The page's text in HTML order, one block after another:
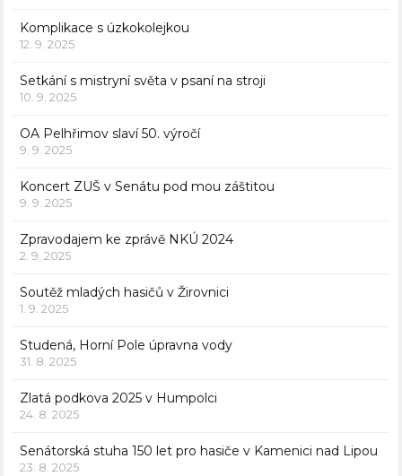
Komplikace s úzkokolejkou
12. 9. 2025
Setkání s mistryní světa v psaní na stroji
10. 9. 2025
OA Pelhřimov slaví 50. výročí
9. 9. 2025
Koncert ZUŠ v Senátu pod mou záštitou
9. 9. 2025
Zpravodajem ke zprávě NKÚ 2024
2. 9. 2025
Soutěž mladých hasičů v Žirovnici
1. 9. 2025
Studená, Horní Pole úpravna vody
31. 8. 2025
Zlatá podkova 2025 v Humpolci
24. 8. 2025
Senátorská stuha 150 let pro hasiče v Kamenici nad Lipou
23. 8. 2025